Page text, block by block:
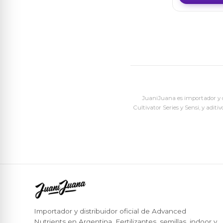
JuaniJuana es importador y
Cultivator Series y Sensi, y
Importador y distribuidor oficial de Advanced